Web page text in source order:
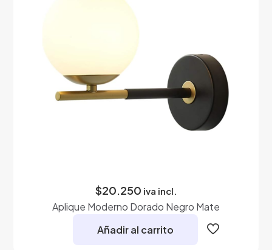
$20.250 iva incl.
Aplique Moderno Dorado Negro Mate
Añadir al carrito